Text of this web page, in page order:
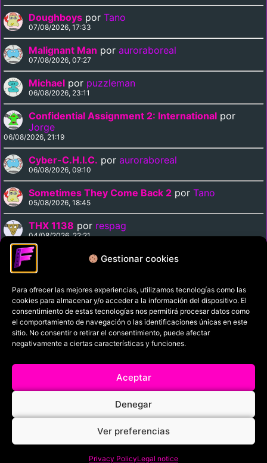
Gestionar cookies
Para ofrecer las mejores experiencias, utilizamos tecnologías como las
cookies para almacenar y/o acceder a la información del dispositivo. El
consentimiento de estas tecnologías nos permitirá procesar datos como
el comportamiento de navegación o las identificaciones únicas en este
sitio. No consentir o retirar el consentimiento, puede afectar
negativamente a ciertas características y funciones.
Aceptar
Denegar
Ver preferencias
Privacy PolicyLegal notice
Doughboys por Tano
07/08/2026, 17:33
Malignant Man por auroraboreal
07/08/2026, 07:27
Michael por puzzleman
06/08/2026, 23:11
Confidential Assignment 2: International por
Jorge
06/08/2026, 21:19
Cyber-C.H.I.C. por auroraboreal
06/08/2026, 09:10
Sometimes They Come Back 2 por Tano
05/08/2026, 18:45
THX 1138 por respag
04/08/2026, 22:21
Emerald DawnporTano
Política de privacidad
Términos y condiciones
Política de cookies
Aviso Legal
Filmaniak (2026)
© All rights reserved
RRSS